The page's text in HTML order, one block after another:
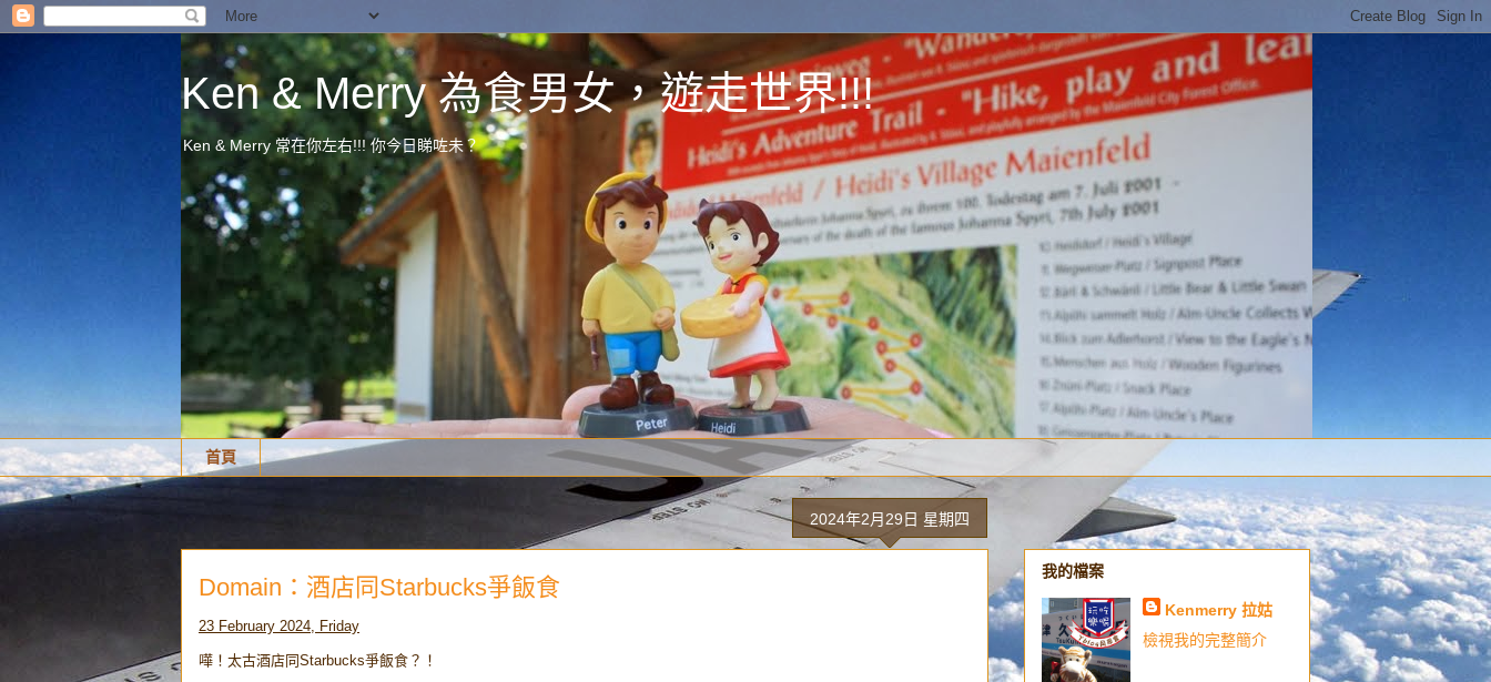
Ken & Merry 為食男女，遊走世界!!!
Ken & Merry 常在你左右!!! 你今日睇咗未？
首頁
2024年2月29日 星期四
Domain：酒店同Starbucks爭飯食
23 February 2024, Friday
嘩！太古酒店同Starbucks爭飯食？！
我的檔案
Kenmerry 拉姑
檢視我的完整簡介